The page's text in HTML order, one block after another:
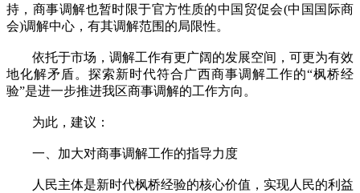
持，商事调解也暂时限于官方性质的中国贸促会(中国国际商
会)调解中心，有其调解范围的局限性。
依托于市场，调解工作有更广阔的发展空间，可更为有效
地化解矛盾。探索新时代符合广西商事调解工作的“枫桥经
验”是进一步推进我区商事调解的工作方向。
为此，建议：
一、加大对商事调解工作的指导力度
人民主体是新时代枫桥经验的核心价值，实现人民的利益